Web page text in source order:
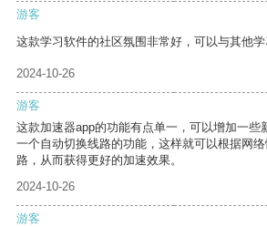
游客
这款学习软件的社区氛围非常好，可以与其他学
2024-10-26
游客
这款加速器app的功能有点单一，可以增加一些
一个自动切换线路的功能，这样就可以根据网
路，从而获得更好的加速效果。
2024-10-26
游客